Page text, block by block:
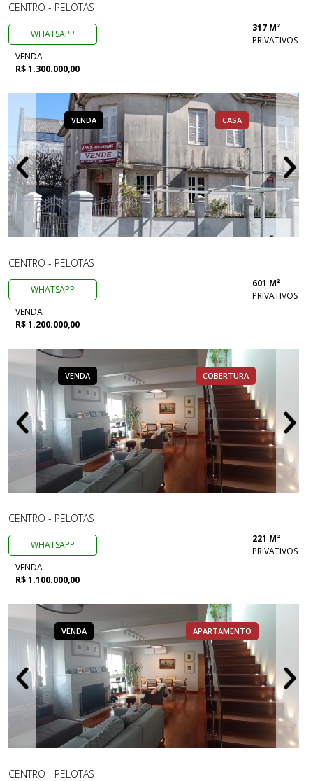
CENTRO - PELOTAS
WHATSAPP
317 M²
PRIVATIVOS
VENDA
R$ 1.300.000,00
VENDA CASA
CENTRO - PELOTAS
WHATSAPP
601 M²
PRIVATIVOS
VENDA
R$ 1.200.000,00
VENDA COBERTURA
CENTRO - PELOTAS
WHATSAPP
221 M²
PRIVATIVOS
VENDA
R$ 1.100.000,00
VENDA APARTAMENTO
CENTRO - PELOTAS